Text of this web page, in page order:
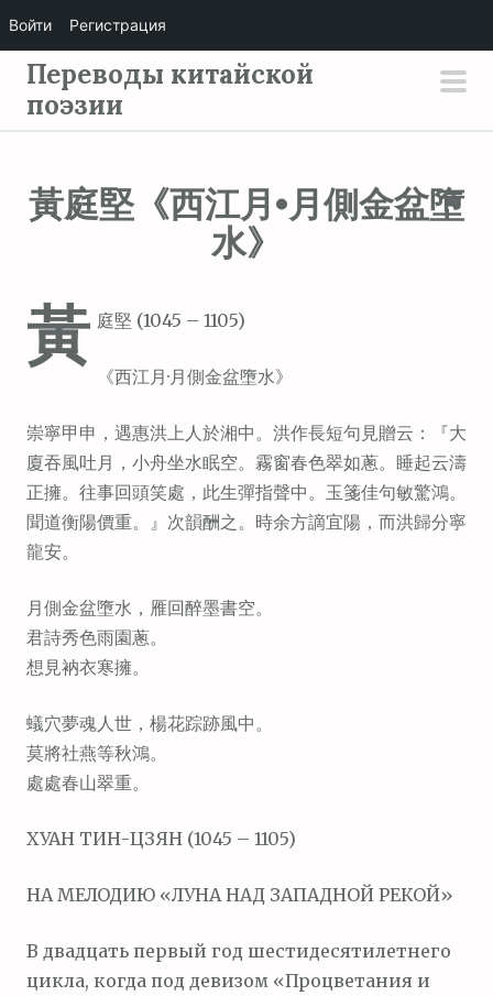
р
Переводы китайской
поэзии
黃庭堅《西江月•月側金盆墮
水》
黃 庭堅 (1045 – 1105)
《西江月·月側金盆墮水》
崇寧甲申，遇惠洪上人於湘中。洪作長短句見贈云：『大
廈吞風吐月，小舟坐水眠空。霧窗春色翠如蔥。睡起云濤
正擁。往事回頭笑處，此生彈指聲中。玉箋佳句敏驚鴻。
聞道衡陽價重。』次韻酬之。時余方謫宜陽，而洪歸分寧
龍安。
月側金盆墮水，雁回醉墨書空。
君詩秀色雨園蔥。
想見衲衣寒擁。
蟻穴夢魂人世，楊花踪跡風中。
莫將社燕等秋鴻。
處處春山翠重。
ХУАН ТИН-ЦЗЯН (1045 – 1105)
НА МЕЛОДИЮ «ЛУНА НАД ЗАПАДНОЙ РЕКОЙ»
В двадцать первый год шестидесятилетнего
цикла, когда под девизом «Процветания и
Войти Регистрация